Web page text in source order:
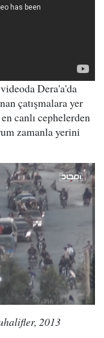
Dera'a'da
çatışmalara yer
canlı cephelerden
zamanla yerini
2013